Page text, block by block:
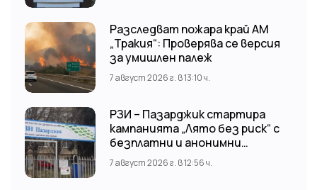
Разследват пожара край АМ
„Тракия“: Проверява се версия
за умишлен палеж
7 август 2026 г. в 13:10 ч.
РЗИ – Пазарджик стартира
кампанията „Лято без риск“ с
безплатни и анонимни
изследвания за ХИВ
7 август 2026 г. в 12:56 ч.